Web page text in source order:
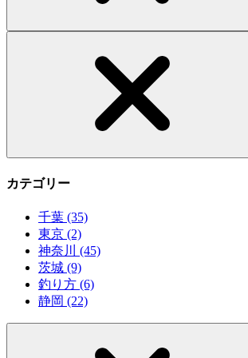
カテゴリー
千葉 (35)
東京 (2)
神奈川 (45)
茨城 (9)
釣り方 (6)
静岡 (22)